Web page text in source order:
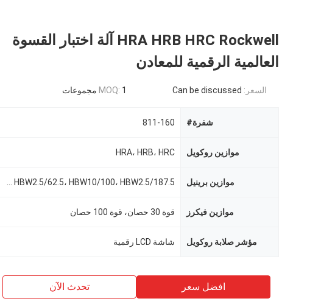
HRA HRB HRC Rockwell آلة اختبار القسوة
العالمية الرقمية للمعادن
السعر: Can be discussed
MOQ: 1 مجموعات
شفرة# 811-160
موازين روكويل HRA، HRB، HRC
موازين برينيل
موازين فيكرز قوة 30 حصان، قوة 100 حصان
مؤشر صلابة روكويل شاشة LCD رقمية
افضل سعر تحدث الآن